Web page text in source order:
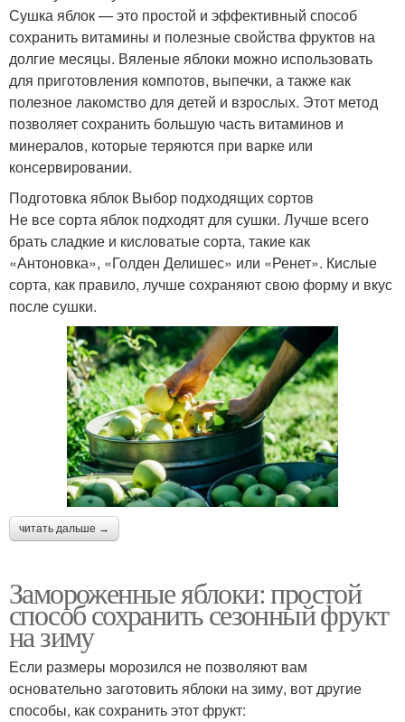
Сушка яблок — это простой и эффективный способ
сохранить витамины и полезные свойства фруктов на
долгие месяцы. Вяленые яблоки можно использовать
для приготовления компотов, выпечки, а также как
полезное лакомство для детей и взрослых. Этот метод
позволяет сохранить большую часть витаминов и
минералов, которые теряются при варке или
консервировании.
Подготовка яблок Выбор подходящих сортов
Не все сорта яблок подходят для сушки. Лучше всего
брать сладкие и кисловатые сорта, такие как
«Антоновка», «Голден Делишес» или «Ренет». Кислые
сорта, как правило, лучше сохраняют свою форму и вкус
после сушки.
читать дальше →
Замороженные яблоки: простой
способ сохранить сезонный фрукт
на зиму
Если размеры морозился не позволяют вам
основательно заготовить яблоки на зиму, вот другие
способы, как сохранить этот фрукт: